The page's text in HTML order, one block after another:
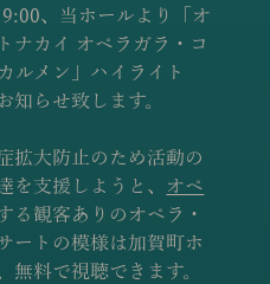
、当ホールより「オ
ナカイ オペラガラ・コ
ルメン」ハイライト
知らせ致します。
拡大防止のため活動の
を支援しようと 、 オペ
る観客ありのオペラ・
ートの模様は加賀町ホ
無料で視聴できます。